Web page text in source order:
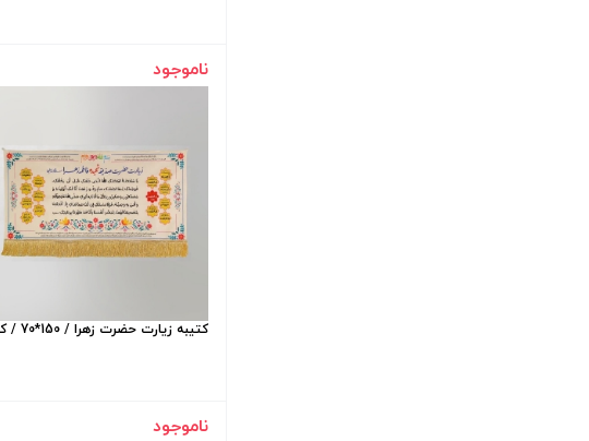
ناموجود
کتیبه زیارت حضرت زهرا / 150*70 / کرم
ناموجود